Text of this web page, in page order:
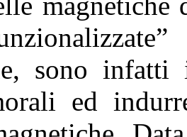
sono
ed